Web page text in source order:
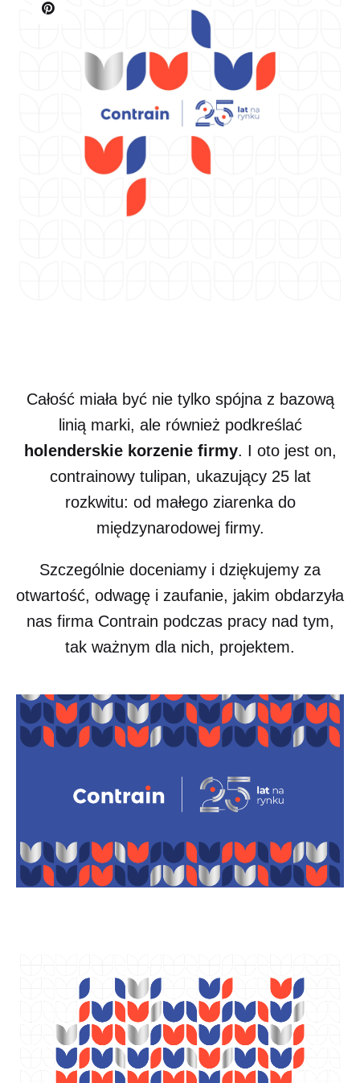
Całość miała być nie tylko spójna z bazową
linią marki, ale również podkreślać
holenderskie korzenie firmy. I oto jest on,
contrainowy tulipan, ukazujący 25 lat
rozkwitu: od małego ziarenka do
międzynarodowej firmy.
Szczególnie doceniamy i dziękujemy za
otwartość, odwagę i zaufanie, jakim obdarzyła
nas firma Contrain podczas pracy nad tym,
tak ważnym dla nich, projektem.